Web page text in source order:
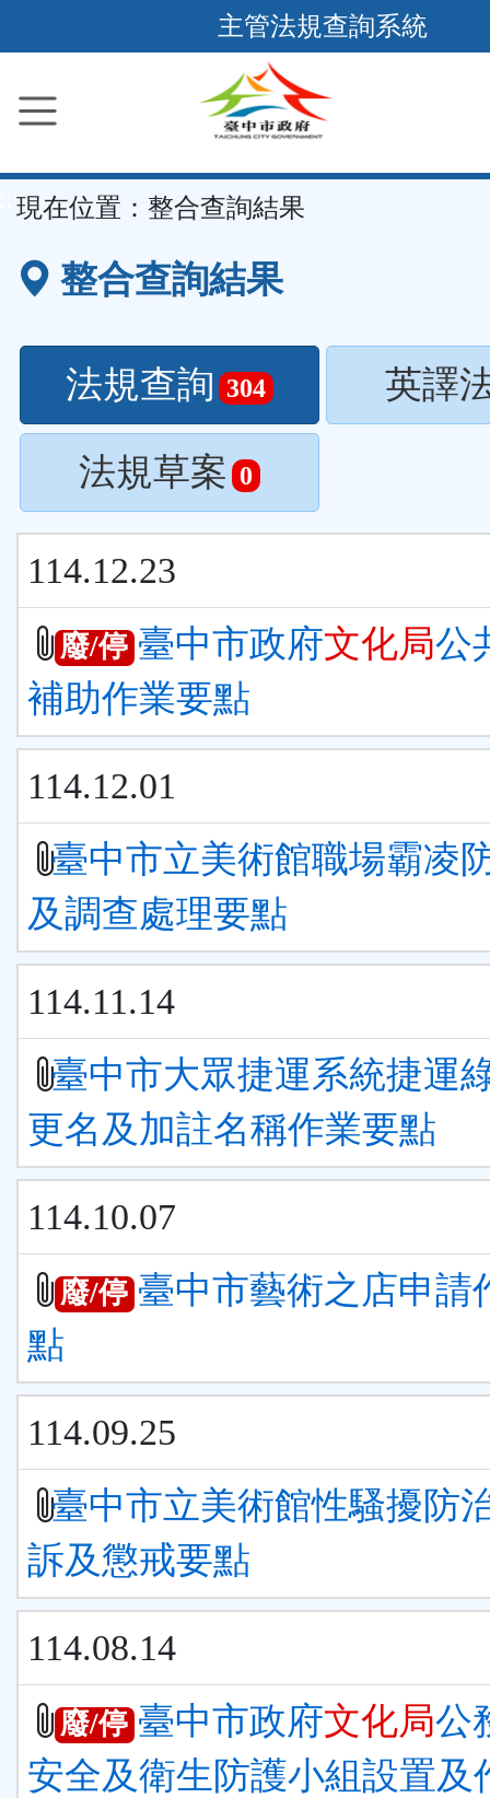
到
要
容
區
主管法規查詢系統
現在位置： 整合查詢結果
整合查詢結果
法規查詢 304 英譯
法規草案 0
114.12.23
廢/停 臺中市政府文化局公
補助作業要點
114.12.01
臺中市立美術館職場霸凌
及調查處理要點
114.11.14
臺中市大眾捷運系統捷運
更名及加註名稱作業要點
114.10.07
廢/停 臺中市藝術之店申請
點
114.09.25
臺中市立美術館性騷擾防
訴及懲戒要點
114.08.14
廢/停 臺中市政府文化局公
安全及衛生防護小組設置及